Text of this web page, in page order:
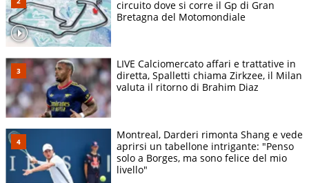
circuito dove si corre il Gp di Gran
Bretagna del Motomondiale
LIVE Calciomercato affari e trattative in
diretta, Spalletti chiama Zirkzee, il Milan
valuta il ritorno di Brahim Diaz
Montreal, Darderi rimonta Shang e vede
aprirsi un tabellone intrigante: "Penso
solo a Borges, ma sono felice del mio
livello"